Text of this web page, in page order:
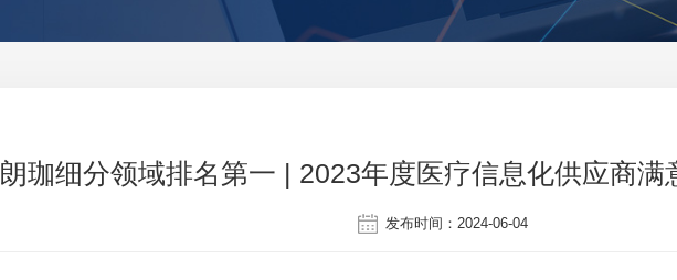
朗珈细分领域排名第一 | 2023年度医疗信息化供应商满
发布时间：2024-06-04